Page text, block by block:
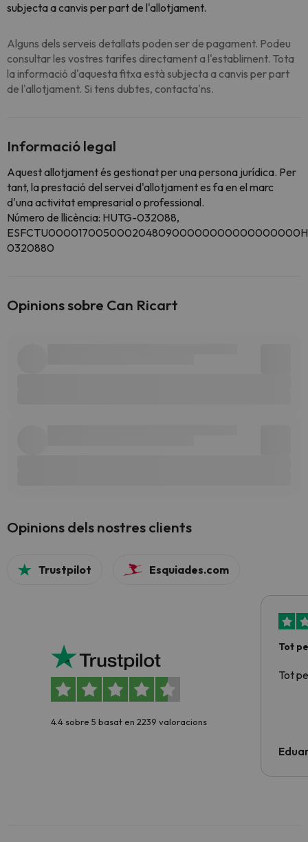
subjecta a canvis per part de l'allotjament.
Alguns dels serveis detallats poden ser de pagament. Podeu
consultar les vostres tarifes directament a l'establiment. Tota
la informació d'aquesta fitxa està subjecta a canvis per part
de l'allotjament. Si tens dubtes, contacta'ns.
Informació legal
Aquest allotjament és gestionat per una persona jurídica. Per
tant, la prestació del servei d'allotjament es fa en el marc
d'una activitat empresarial o professional.
Número de llicència: HUTG-032088,
0320880
Opinions sobre Can Ricart
Opinions dels nostres clients
Trustpilot Esquiades.com
4.4 sobre 5 basat en 2239 valoracions
Tot
Tot